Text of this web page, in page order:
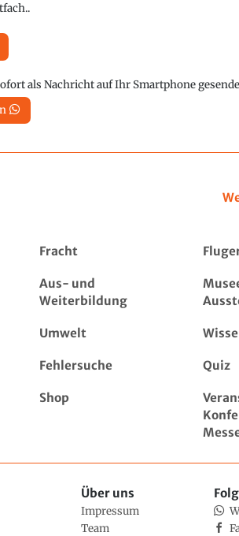
als Nachricht auf Ihr Smartphone
Fracht
Aus- und
Weiterbildung
Umwelt
Fehlersuche Quiz
Shop
Über uns
Impressum
Team